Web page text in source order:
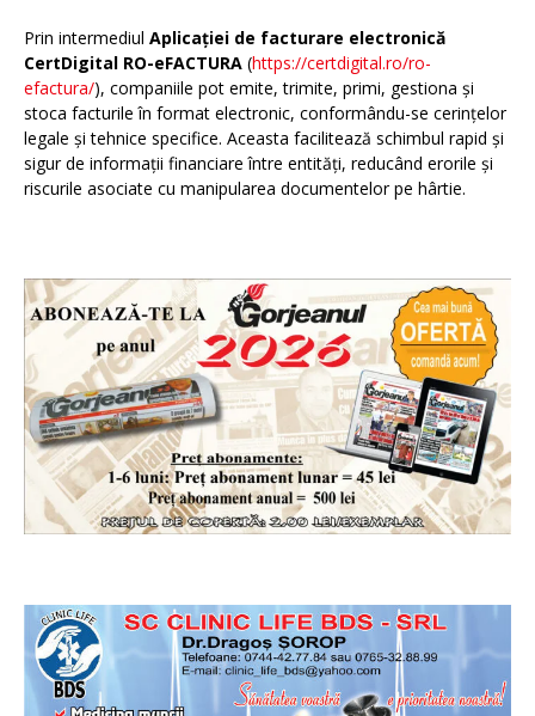
Prin intermediul Aplicației de facturare electronică
CertDigital RO-eFACTURA (https://certdigital.ro/ro-
efactura/), companiile pot emite, trimite, primi, gestiona și
stoca facturile în format electronic, conformându-se cerințelor
legale și tehnice specifice. Aceasta facilitează schimbul rapid și
sigur de informații financiare între entități, reducând erorile și
riscurile asociate cu manipularea documentelor pe hârtie.